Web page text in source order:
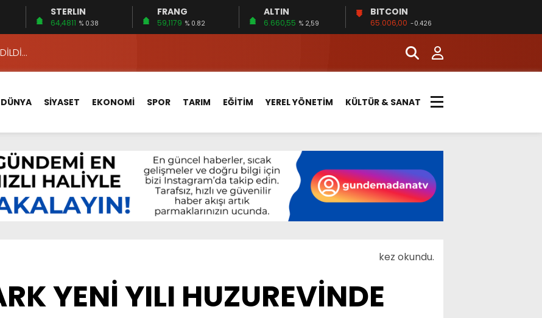
STERLIN
64,4811 % 0.38
FRANG
59,1179 % 0.82
ALTIN
6.660,55 % 2,59
BITCOIN
65.006,00 -0.426
FİRMA
UYGUN MU?
KONUŞULDU
KONUŞTUK
İÇİN SAHADA
ÖNLEMEK İÇİN GÖRÜŞTÜLER…
SAĞLIĞI!
AYLIĞININ 40 BİN LİRA OLMASINI İSTİYOR!
FİRMA
DÜNYA SİYASET EKONOMİ SPOR TARIM EĞİTİM YEREL YÖNETİM KÜLTÜR & SANAT
kez okundu.
YENİ YILI HUZUREVİNDE